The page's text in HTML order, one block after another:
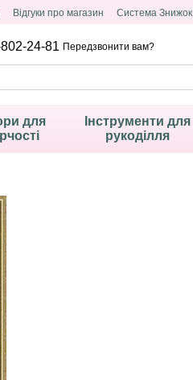
Відгуки про магазин Система Знижок
24-81 Передзвонити вам?
для
Інструменти для
рукоділля